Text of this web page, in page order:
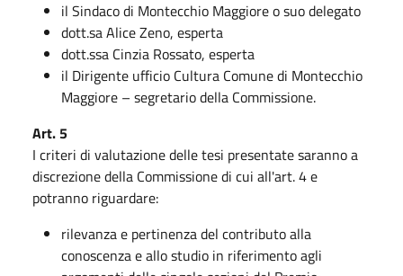
il Sindaco di Montecchio Maggiore o suo delegato
dott.sa Alice Zeno, esperta
dott.ssa Cinzia Rossato, esperta
il Dirigente ufficio Cultura Comune di Montecchio
Maggiore – segretario della Commissione.
Art. 5
I criteri di valutazione delle tesi presentate saranno a
discrezione della Commissione di cui all'art. 4 e
potranno riguardare:
rilevanza e pertinenza del contributo alla
conoscenza e allo studio in riferimento agli